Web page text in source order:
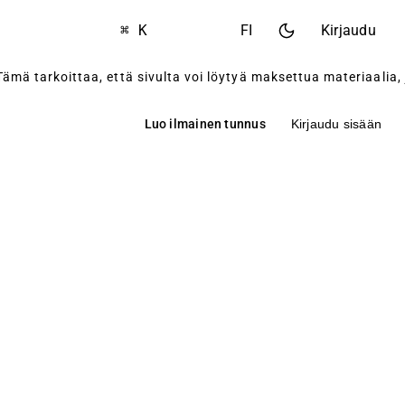
⌘ K FI Kirjaudu
tarkoittaa, että sivulta voi löytyä maksettua
Luo ilmainen tunnus Kirjaudu sisään